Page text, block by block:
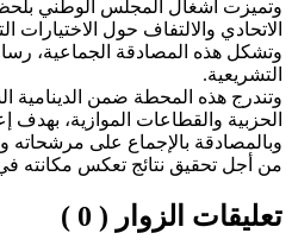
وتميزت أشغال المجلس الوطني
الاتحادي والالتفاف حول الاختيارات
وتشكل هذه المصادقة الجماعية،
التشريعية.
الحزبية والقطاعات الموازية،
وبالمصادقة بالإجماع على مرشحاته
من أجل تحقيق نتائج تعكس مكانته
تعليقات الزوار ( 0 )